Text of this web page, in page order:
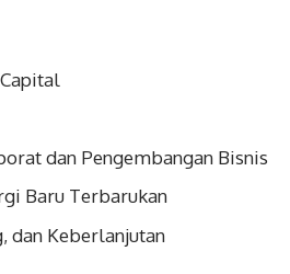
dan Pengembangan Bisnis
Baru Terbarukan
dan Keberlanjutan